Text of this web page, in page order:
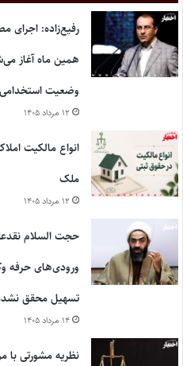
رفیع‌زاده: اجرای
همین ماه آغاز
وضعیت
۱۲ مرداد ۱۴۰۵
ملک
۱۲ مرداد ۱۴۰۵
حجت السلام
ورودی‌های حرفه
تسهیل محقق
۱۴ مرداد ۱۴۰۵
نظریه مشورتی با